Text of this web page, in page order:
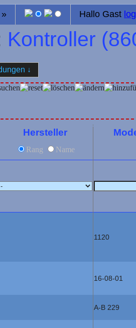
Hallo Gast
Kontroller (
↓
Hersteller
Rang Name
1120
16-08-01
A-B 229